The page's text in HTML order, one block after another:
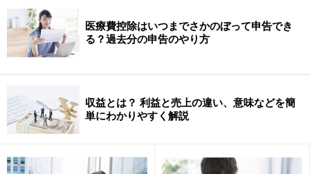
る必要があったり、税務調査の際の証拠資料として備え
るために保管しておく必要があるからです。
医療費控除はいつまでさかのぼって申告でき
る？過去分の申告のやり方
収益とは？ 利益と売上の違い、意味などを簡
単にわかりやすく解説